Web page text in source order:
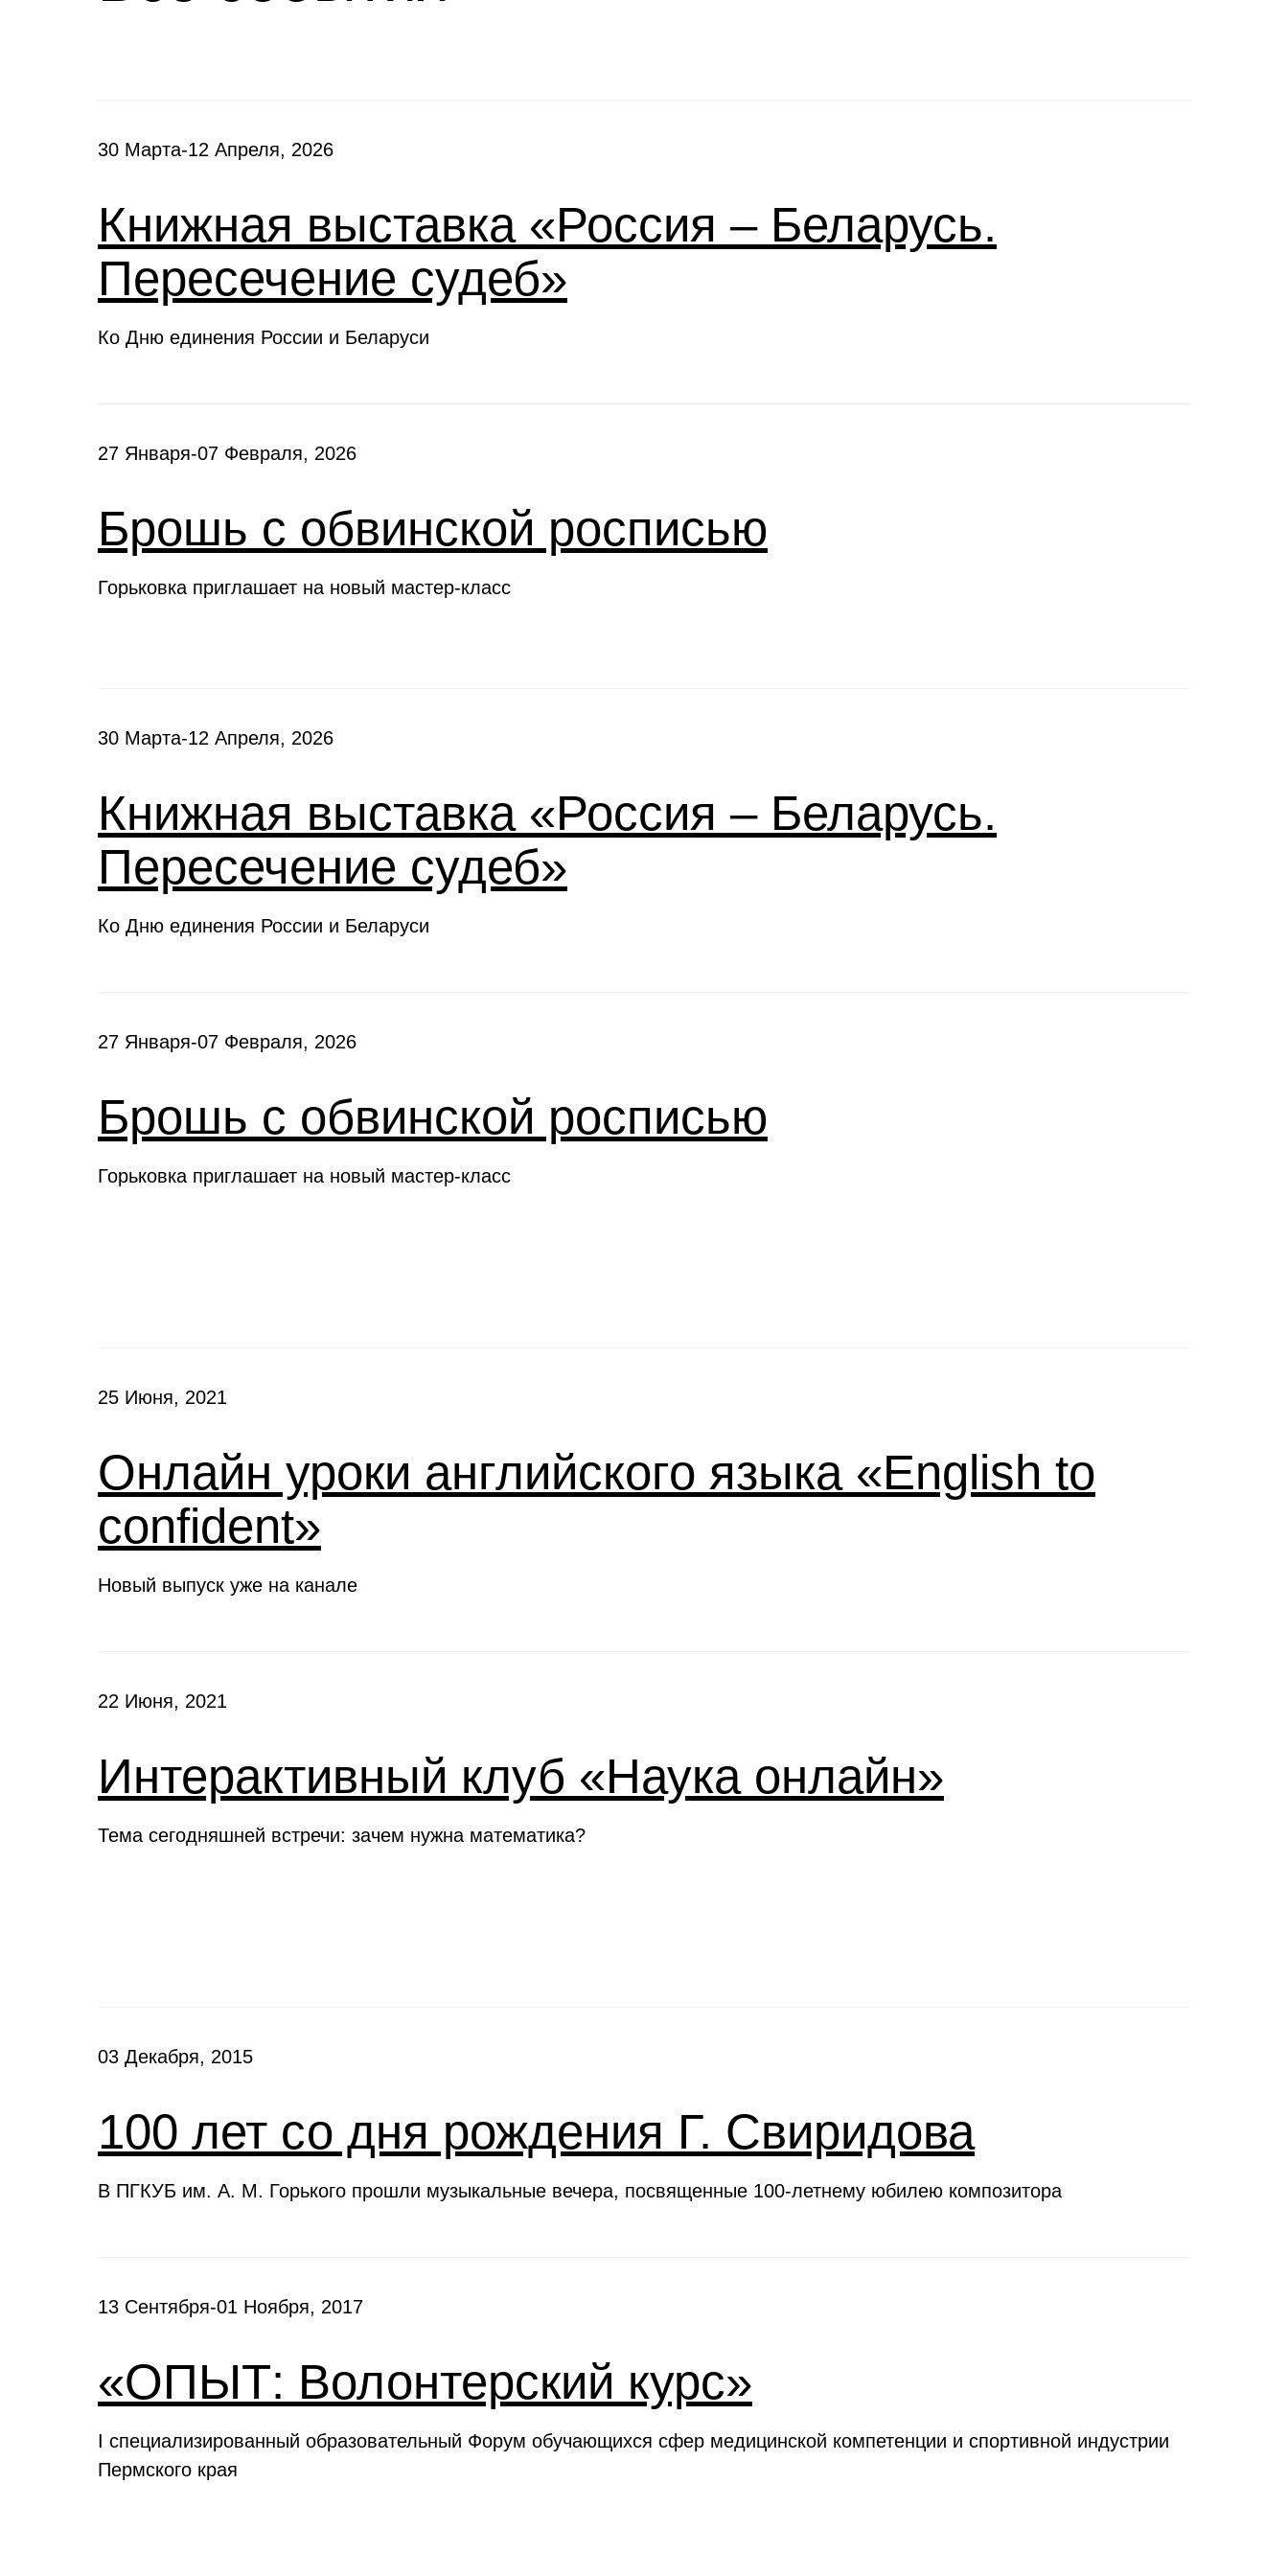
30 Марта-12 Апреля, 2026
Книжная выставка «Россия – Беларусь.
Пересечение судеб»
Ко Дню единения России и Беларуси
27 Января-07 Февраля, 2026
Брошь с обвинской росписью
Горьковка приглашает на новый мастер-класс
30 Марта-12 Апреля, 2026
Книжная выставка «Россия – Беларусь.
Пересечение судеб»
Ко Дню единения России и Беларуси
27 Января-07 Февраля, 2026
Брошь с обвинской росписью
Горьковка приглашает на новый мастер-класс
25 Июня, 2021
Онлайн уроки английского языка «English to
confident»
Новый выпуск уже на канале
22 Июня, 2021
Интерактивный клуб «Наука онлайн»
Тема сегодняшней встречи: зачем нужна математика?
03 Декабря, 2015
100 лет со дня рождения Г. Свиридова
В ПГКУБ им. А. М. Горького прошли музыкальные вечера, посвященные 100-летнему юбилею композитора
13 Сентября-01 Ноября, 2017
«ОПЫТ: Волонтерский курс»
I специализированный образовательный Форум обучающихся сфер медицинской компетенции и спортивной индустрии
Пермского края